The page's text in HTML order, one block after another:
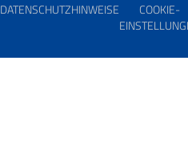
DATENSCHUTZHINWEISE
COOKIE-